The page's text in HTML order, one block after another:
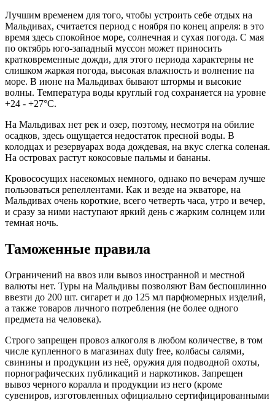
Лучшим временем для того, чтобы устроить себе отдых на
Мальдивах, считается период с ноября по конец апреля: в это
время здесь спокойное море, солнечная и сухая погода. С мая
по октябрь юго-западный муссон может приносить
кратковременные дожди, для этого периода характерны не
слишком жаркая погода, высокая влажность и волнение на
море. В июне на Мальдивах бывают штормы и высокие
волны. Температура воды круглый год сохраняется на уровне
+24 - +27°С.
На Мальдивах нет рек и озер, поэтому, несмотря на обилие
осадков, здесь ощущается недостаток пресной воды. В
колодцах и резервуарах вода дождевая, на вкус слегка соленая.
На островах растут кокосовые пальмы и бананы.
Кровососущих насекомых немного, однако по вечерам лучше
пользоваться репеллентами. Как и везде на экваторе, на
Мальдивах очень короткие, всего четверть часа, утро и вечер,
и сразу за ними наступают яркий день с жарким солнцем или
темная ночь.
Таможенные правила
Ограничений на ввоз или вывоз иностранной и местной
валюты нет. Туры на Мальдивы позволяют Вам беспошлинно
ввезти до 200 шт. сигарет и до 125 мл парфюмерных изделий,
а также товаров личного потребления (не более одного
предмета на человека).
Строго запрещен провоз алкоголя в любом количестве, в том
числе купленного в магазинах duty free, колбасы салями,
свинины и продукции из неё, оружия для подводной охоты,
порнографических публикаций и наркотиков. Запрещен
вывоз черного коралла и продукции из него (кроме
сувениров, изготовленных официально сертифицированными